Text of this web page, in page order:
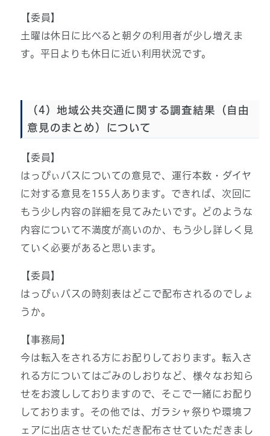
【委員】
土曜は休日に比べると朝夕の利用者が少し増えま
す。平日よりも休日に近い利用状況です。
（4）地域公共交通に関する調査結果（自由
意見のまとめ）について
【委員】
はっぴぃバスについての意見で、運行本数・ダイヤ
に対する意見を155人あります。できれば、次回に
もう少し内容の詳細を見てみたいです。どのような
内容について不満度が高いのか、もう少し詳しく見
ていく必要があると思います。
【委員】
はっぴぃバスの時刻表はどこで配布されるのでしょ
うか。
【事務局】
今は転入をされる方にお配りしております。転入さ
れる方についてはごみのしおりなど、様々なお知ら
せをお渡ししておりますので、そこで一緒にお配り
しております。その他では、ガラシャ祭りや環境フ
ェアに出店させていただき配布させていただきまし